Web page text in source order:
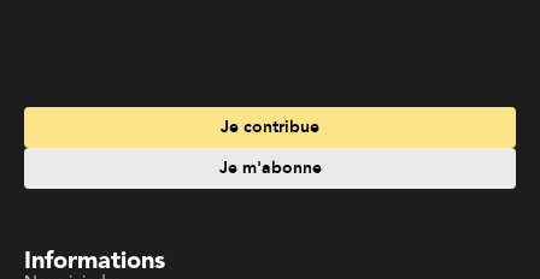
Informations